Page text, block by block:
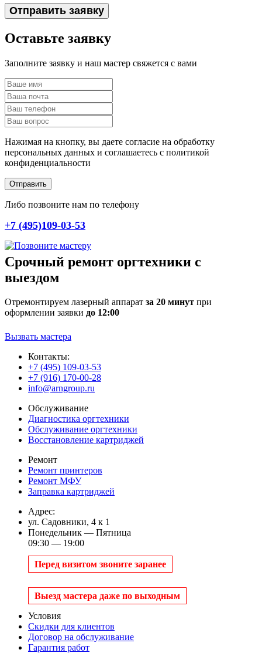
Отправить заявку
Оставьте заявку
Заполните заявку и наш мастер свяжется с вами
Нажимая на кнопку, вы даете согласие на обработку
персональных данных и соглашаетесь c политикой
конфиденциальности
Отправить
Либо позвоните нам по телефону
+7 (495)109-03-53
Срочный ремонт оргтехники с
выездом
Отремонтируем лазерный аппарат за 20 минут при
оформлении заявки до 12:00
Вызвать мастера
Контакты:
+7 (495) 109-03-53
+7 (916) 170-00-28
info@arngroup.ru
Обслуживание
Диагностика оргтехники
Обслуживание оргтехники
Восстановление картриджей
Ремонт
Ремонт принтеров
Ремонт МФУ
Заправка картриджей
Адрес:
ул. Садовники, 4 к 1
Понедельник — Пятница
09:30 — 19:00
Перед визитом звоните заранее
Выезд мастера даже по выходным
Условия
Скидки для клиентов
Договор на обслуживание
Гарантия работ